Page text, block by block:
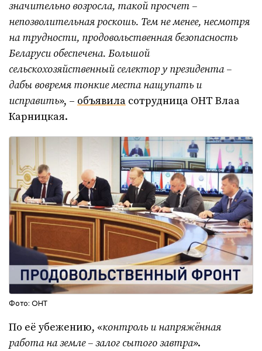
значительно возросла, такой просчет –
непозволительная роскошь. Тем не менее, несмотря
на трудности, продовольственная безопасность
Беларуси обеспечена. Большой
сельскохозяйственный селектор у президента –
дабы вовремя тонкие места нащупать и
исправить», – объявила сотрудница ОНТ Влаа
Карницкая.
Фото: ОНТ
По её убежению, «контроль и напряжённая
работа на земле – залог сытого завтра».